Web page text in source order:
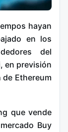
hayan
en los
del
en previsión
Ethereum
que vende
Buy